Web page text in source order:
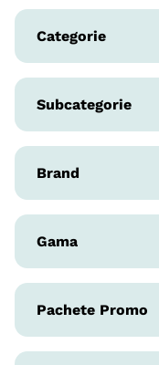
Pisici
Categorie
Hrana Pisici
Subcategorie
Hrana
Brand
ROYAL
Gama
ROYAL
Nutrition
Pachete Promo
Overfill